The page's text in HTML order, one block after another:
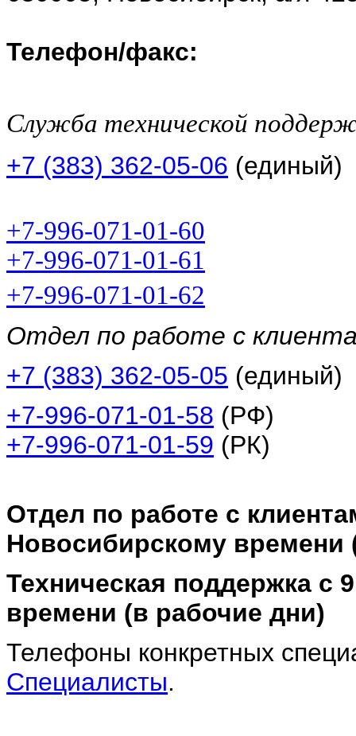
Телефон/факс:
Служба технической
+7 (383) 362-05-06 (единый)
+7-996-071-01-60
+7-996-071-01-61
+7-996-071-01-62
Отдел по работе с
+7 (383) 362-05-05 (единый)
+7-996-071-01-58
+7-996-071-01-59
Отдел по работе с
Новосибирскому времени
Техническая поддержка с
времени (в рабочие дни)
Телефоны конкретных
Специалисты.